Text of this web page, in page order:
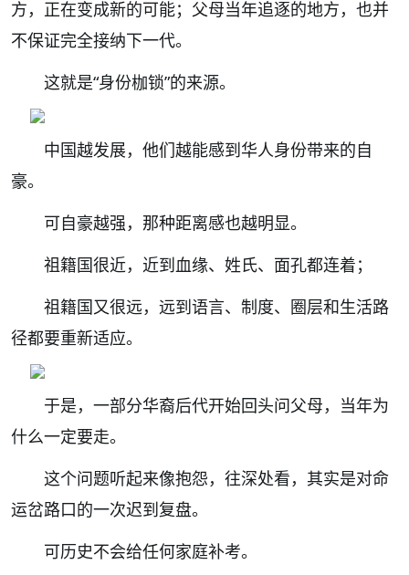
方，正在变成新的可能；父母当年追逐的地方，也并
不保证完全接纳下一代。
这就是“身份枷锁”的来源。
中国越发展，他们越能感到华人身份带来的自
豪。
可自豪越强，那种距离感也越明显。
祖籍国很近，近到血缘、姓氏、面孔都连着；
祖籍国又很远，远到语言、制度、圈层和生活路
径都要重新适应。
于是，一部分华裔后代开始回头问父母，当年为
什么一定要走。
这个问题听起来像抱怨，往深处看，其实是对命
运岔路口的一次迟到复盘。
可历史不会给任何家庭补考。